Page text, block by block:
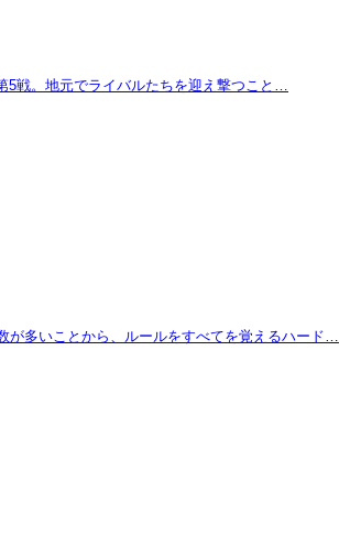
5戦。地元でライバルたちを迎え撃つこと…
が多いことから、ルールをすべてを覚えるハード…